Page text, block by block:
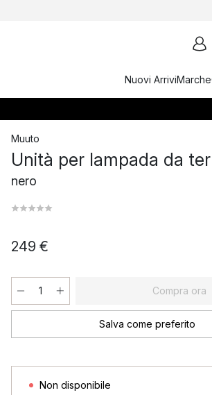
Nuovi ArriviMarche
Muuto
Unità per lampada da
nero
249 €
Compra ora
Salva come preferito
Non disponibile